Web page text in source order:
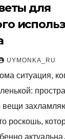
для
UYMONKA_RU
ситуация,
вещи
роскошь,